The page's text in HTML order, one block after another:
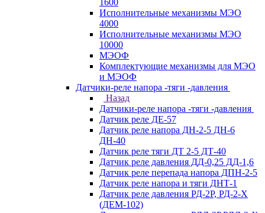
1600
Исполнительные механизмы МЭО
4000
Исполнительные механизмы МЭО
10000
МЭОФ
Комплектующие механизмы для МЭО
и МЭОФ
Датчики-реле напора -тяги -давления
Назад
Датчики-реле напора -тяги -давления
Датчик реле ДЕ-57
Датчик реле напора ДН-2-5 ДН-6
ДН-40
Датчик реле тяги ДТ 2-5 ДТ-40
Датчик реле давления ДД-0,25 ДД-1,6
Датчик реле перепада напора ДПН-2-5
Датчик реле напора и тяги ДНТ-1
Датчик реле давления РД-2Р, РД-2-Х
(ДЕМ-102)